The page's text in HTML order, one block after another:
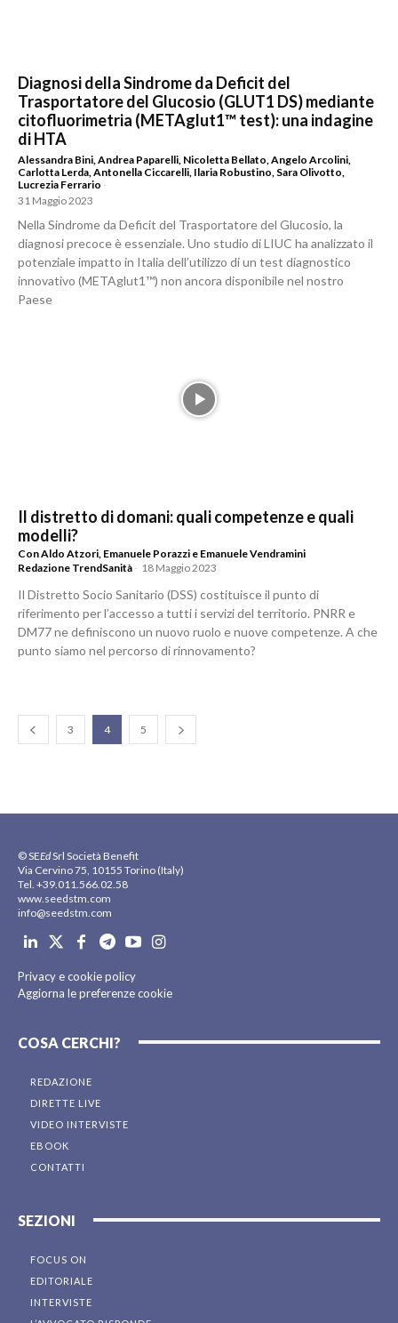
Diagnosi della Sindrome da Deficit del
Trasportatore del Glucosio (GLUT1 DS) mediante
citofluorimetria (METAglut1™ test): una indagine
di HTA
Alessandra Bini Andrea Paparelli Nicoletta Bellato Angelo Arcolini
Carlotta Lerda Antonella Ciccarelli Ilaria Robustino Sara Olivotto
Lucrezia Ferrario -
31 Maggio 2023
Nella Sindrome da Deficit del Trasportatore del Glucosio, la
diagnosi precoce è essenziale. Uno studio di LIUC ha analizzato il
potenziale impatto in Italia dell’utilizzo di un test diagnostico
innovativo (METAglut1™) non ancora disponibile nel nostro
Paese
Il distretto di domani: quali competenze e quali
modelli?
Con Aldo Atzori, Emanuele Porazzi e Emanuele Vendramini
Redazione TrendSanità - 18 Maggio 2023
Il Distretto Socio Sanitario (DSS) costituisce il punto di
riferimento per l’accesso a tutti i servizi del territorio. PNRR e
DM77 ne definiscono un nuovo ruolo e nuove competenze. A che
punto siamo nel percorso di rinnovamento?
3 4 5
© SEEdSrl Società Benefit
Via Cervino 75, 10155 Torino (Italy)
Tel. +39.011.566.02.58
www.seedstm.com
info@seedstm.com
Privacy e cookie policy
Aggiorna le preferenze cookie
COSA CERCHI?
REDAZIONE
DIRETTE LIVE
VIDEO INTERVISTE
EBOOK
CONTATTI
SEZIONI
FOCUS ON
EDITORIALE
INTERVISTE